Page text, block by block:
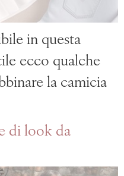
in questa
ecco qualche
la camicia
di look da